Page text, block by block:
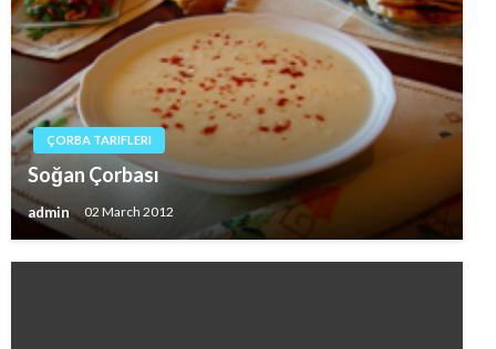
ÇORBA TARIFLERI
Soğan Çorbası
admin 02 March 2012